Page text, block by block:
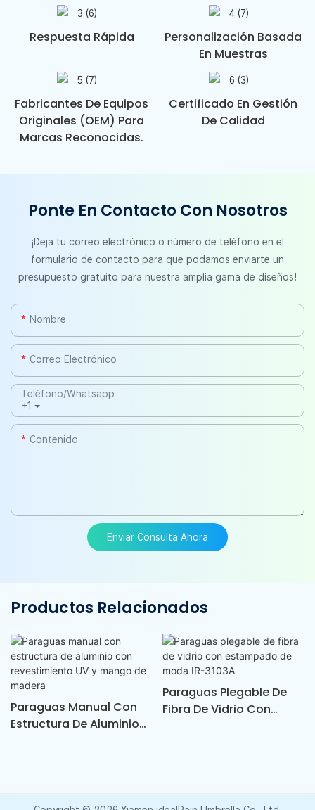
Respuesta Rápida
Personalización Basada
En Muestras
Fabricantes De Equipos
Originales (OEM) Para
Marcas Reconocidas.
Certificado En Gestión
De Calidad
Ponte En Contacto Con Nosotros
¡Deja tu correo electrónico o número de teléfono en el
formulario de contacto para que podamos enviarte un
presupuesto gratuito para nuestra amplia gama de diseños!
Nombre
Correo Electrónico
+1
Teléfono/whatsapp
Contenido
Enviar Consulta Ahora
Productos Relacionados
Paraguas Manual Con
Estructura De Aluminio
Paraguas Plegable De
Fibra De Vidrio Con